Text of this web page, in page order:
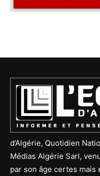
d’Algérie, Quotidien
Médias Algérie Sarl,
par son âge certes mais